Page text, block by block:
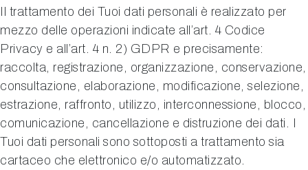
Il trattamento dei Tuoi dati personali è realizzato per
mezzo delle operazioni indicate all’art. 4 Codice
Privacy e all’art. 4 n. 2) GDPR e precisamente:
raccolta, registrazione, organizzazione, conservazione,
consultazione, elaborazione, modificazione, selezione,
estrazione, raffronto, utilizzo, interconnessione, blocco,
comunicazione, cancellazione e distruzione dei dati. I
Tuoi dati personali sono sottoposti a trattamento sia
cartaceo che elettronico e/o automatizzato.